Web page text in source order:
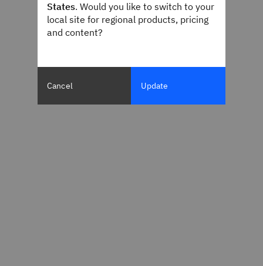
States. Would you like to switch to your
local site for regional products, pricing
and content?
Cancel Update